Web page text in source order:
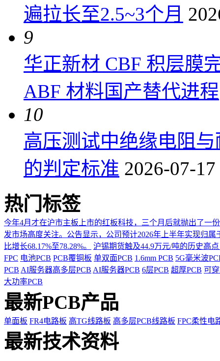
遍拉长至2.5~3个月
9
华正新材 CBF 积层膜
ABF 材料国产替代进程
10
高压测试中绝缘电阻
的判定标准 2026-07-17
热门标签
今年4月才在沪市主板上市的红板科技，三个月后就抛出了一
发市场高度关注。公告显示，公司预计2026年上半年实现归
比增长68.17%至78.28%。
沪锡期货触及44.9万元/吨的历史高
FPC 电池PCB PCB覆铜板 单双面PCB 1.6mm PCB 5G毫米波
PCB AI服务器高多层PCB AI服务器PCB 6层PCB 超厚PCB 可
大功率PCB
最新PCB产品
单面板 FR4电路板 高TG线路板 高多层PCB线路板 FPC柔性电
最新技术资料